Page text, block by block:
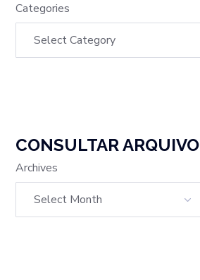
Categories
CONSULTAR ARQUIVO
Archives